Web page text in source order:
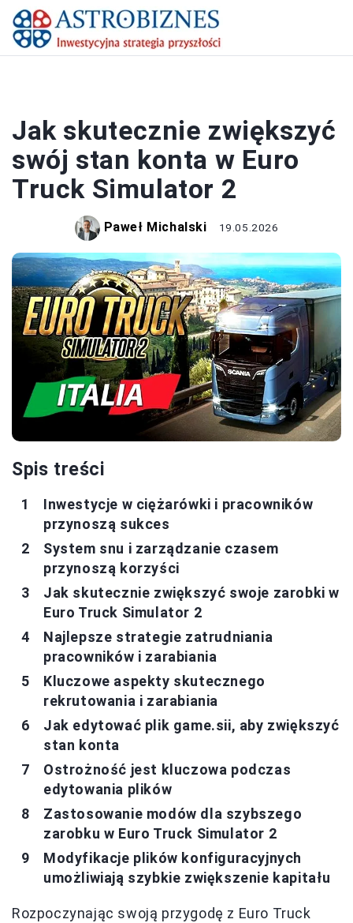
Jak skutecznie zwiększyć
swój stan konta w Euro
Truck Simulator 2
Paweł Michalski 19.05.2026
Spis treści
Inwestycje w ciężarówki i pracowników
przynoszą sukces
System snu i zarządzanie czasem
przynoszą korzyści
Jak skutecznie zwiększyć swoje zarobki w
Euro Truck Simulator 2
Najlepsze strategie zatrudniania
pracowników i zarabiania
Kluczowe aspekty skutecznego
rekrutowania i zarabiania
Jak edytować plik game.sii, aby zwiększyć
stan konta
Ostrożność jest kluczowa podczas
edytowania plików
Zastosowanie modów dla szybszego
zarobku w Euro Truck Simulator 2
Modyfikacje plików konfiguracyjnych
umożliwiają szybkie zwiększenie kapitału
Rozpoczynając swoją przygodę z Euro Truck